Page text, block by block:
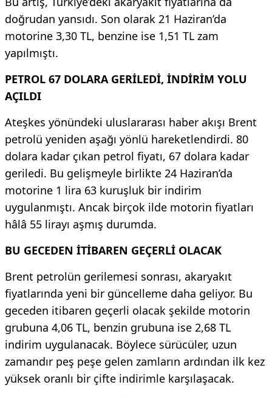
doğrudan yansıdı. Son olarak 21 Haziran’da
motorine 3,30 TL, benzine ise 1,51 TL zam
yapılmıştı.
PETROL 67 DOLARA GERİLEDİ, İNDİRİM YOLU
AÇILDI
Ateşkes yönündeki uluslararası haber akışı Brent
petrolü yeniden aşağı yönlü hareketlendirdi. 80
dolara kadar çıkan petrol fiyatı, 67 dolara kadar
geriledi. Bu gelişmeyle birlikte 24 Haziran’da
motorine 1 lira 63 kuruşluk bir indirim
uygulanmıştı. Ancak birçok ilde motorin fiyatları
hâlâ 55 lirayı aşmış durumda.
BU GECEDEN İTİBAREN GEÇERLİ OLACAK
Brent petrolün gerilemesi sonrası, akaryakıt
fiyatlarında yeni bir güncelleme daha geliyor. Bu
geceden itibaren geçerli olacak şekilde motorin
grubuna 4,06 TL, benzin grubuna ise 2,68 TL
indirim uygulanacak. Böylece sürücüler, uzun
zamandır peş peşe gelen zamların ardından ilk kez
yüksek oranlı bir çifte indirimle karşılaşacak.